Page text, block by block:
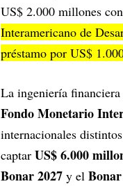
US$ 2.000 millones
Interamericano de
préstamo por US$
La ingeniería
Fondo Monetario
internacionales
captar US$ 6.000
Bonar 2027 y el